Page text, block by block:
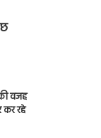
वजह
कर रहे